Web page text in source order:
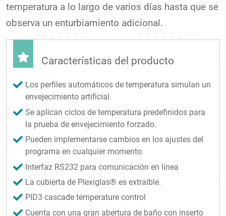
temperatura a lo largo de varios días hasta que se
observa un enturbiamiento adicional.
Características del producto
Los perfiles automáticos de temperatura simulan un
envejecimiento artificial.
Se aplican ciclos de temperatura predefinidos para
la prueba de envejecimiento forzado.
Pueden implementarse cambios en los ajustes del
programa en cualquier momento.
Interfaz RS232 para comunicación en línea
La cubierta de Plexiglas® es extraíble.
PID3 cascade temperature control
Cuenta con una gran abertura de baño con inserto